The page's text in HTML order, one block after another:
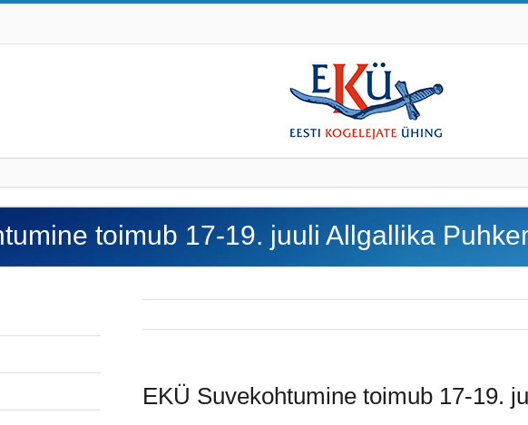
toimub 17-19. juuli Allgallika
EKÜ Suvekohtumine toimub 17-19.